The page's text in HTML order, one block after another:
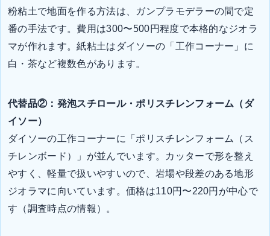
粉粘土で地面を作る方法は、ガンプラモデラーの間で定
番の手法です。費用は300〜500円程度で本格的なジオラ
マが作れます。紙粘土はダイソーの「工作コーナー」に
白・茶など複数色があります。
代替品②：発泡スチロール・ポリスチレンフォーム（ダ
イソー）
ダイソーの工作コーナーに「ポリスチレンフォーム（ス
チレンボード）」が並んでいます。カッターで形を整え
やすく、軽量で扱いやすいので、岩場や段差のある地形
ジオラマに向いています。価格は110円〜220円が中心で
す（調査時点の情報）。